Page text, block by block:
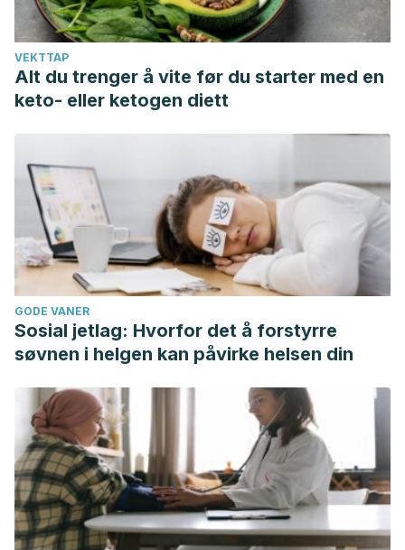
option=com_content&view=article&id=846&jjj=1535241633252
VEKTTAP
Alt du trenger å vite før du starter med en
keto- eller ketogen diett
GODE VANER
Sosial jetlag: Hvorfor det å forstyrre
søvnen i helgen kan påvirke helsen din